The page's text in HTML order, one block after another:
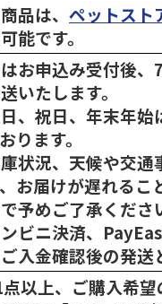
品は、 ペットスト
能です。
お申込み受付後、
いたします。
、祝日、年末年始
ります。
状況、天候や交通
お届けが遅れるこ
予めご了承くださ
ビニ決済、
入金確認後の発送
以上、ご購入希望